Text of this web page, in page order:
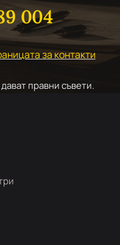
004
за контакти
правни съвети.